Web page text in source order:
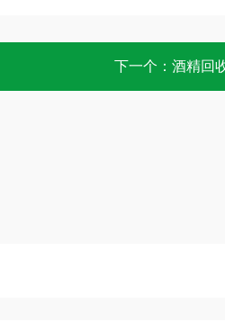
下一个： 酒精回